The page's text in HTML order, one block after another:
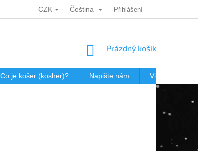
DÁRKOVÉ KUPONY POŠTOVNÉ V JEWISHOP
CZK Čeština Přihlášení
NÁKUPNÍ
Prázdný košík
Co je košer (kosher)? Napište nám Virtualní